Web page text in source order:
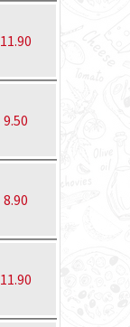
11.90
9.50
8.90
11.90